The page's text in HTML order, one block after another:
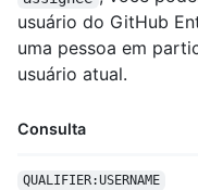
usuário do GitHub
uma pessoa em
usuário atual.
Consulta
QUALIFIER:USERNAME